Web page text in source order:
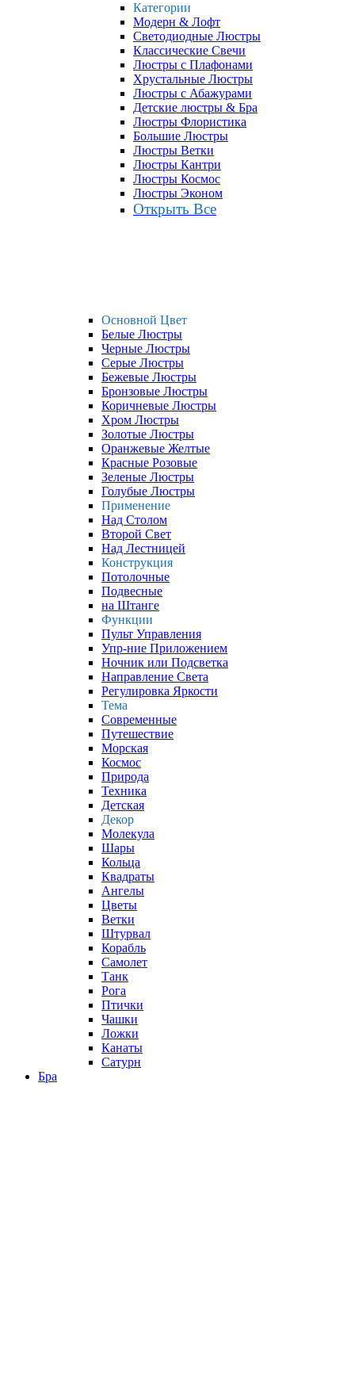
Категории
Модерн & Лофт
Светодиодные Люстры
Классические Свечи
Люстры с Плафонами
Хрустальные Люстры
Люстры с Абажурами
Детские люстры & Бра
Люстры Флористика
Большие Люстры
Люстры Ветки
Люстры Кантри
Люстры Космос
Люстры Эконом
Открыть Все
Основной Цвет
Белые Люстры
Черные Люстры
Серые Люстры
Бежевые Люстры
Бронзовые Люстры
Коричневые Люстры
Хром Люстры
Золотые Люстры
Оранжевые Желтые
Красные Розовые
Зеленые Люстры
Голубые Люстры
Применение
Над Столом
Второй Свет
Над Лестницей
Конструкция
Потолочные
Подвесные
на Штанге
Функции
Пульт Управления
Упр-ние Приложением
Ночник или Подсветка
Направление Света
Регулировка Яркости
Тема
Современные
Путешествие
Морская
Космос
Природа
Техника
Детская
Декор
Молекула
Шары
Кольца
Квадраты
Ангелы
Цветы
Ветки
Штурвал
Корабль
Самолет
Танк
Рога
Птички
Чашки
Ложки
Канаты
Сатурн
Бра